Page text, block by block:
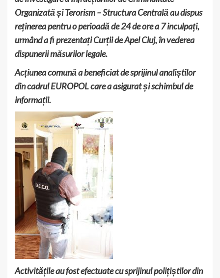
Organizată și Terorism – Structura Centrală au dispus
reținerea pentru o perioadă de 24 de ore a 7 inculpați,
urmând a fi prezentați Curții de Apel Cluj, în vederea
dispunerii măsurilor legale.
Acțiunea comună a beneficiat de sprijinul analiștilor
din cadrul EUROPOL care a asigurat și schimbul de
informații.
Activitățile au fost efectuate cu sprijinul polițiștilor din